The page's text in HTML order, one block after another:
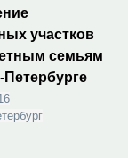
участков
семьям
Петербурге